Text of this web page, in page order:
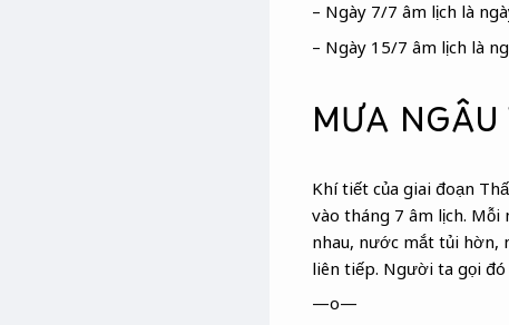
– Ngày 7/7 âm lịch là
– Ngày 15/7 âm lịch là
MƯA
Khí tiết của giai đoạn
vào tháng 7 âm lịch. Mỗi
nhau, nước mắt tủi hờn,
liên tiếp. Người ta gọi đó
—o—